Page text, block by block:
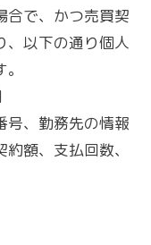
合で、かつ売買契
、以下の通り個人
号、勤務先の情報
額、支払回数、